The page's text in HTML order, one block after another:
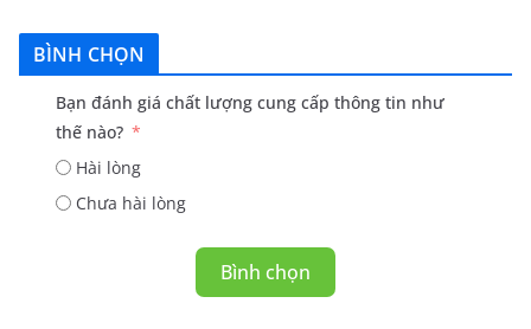
BÌNH CHỌN
Bạn đánh giá chất lượng cung cấp thông tin như
thế nào?
Hài lòng
Chưa hài lòng
Bình chọn